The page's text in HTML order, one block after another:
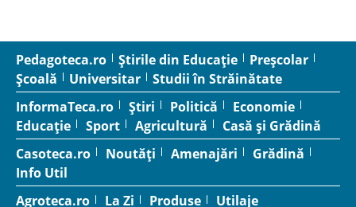
Pedagoteca.ro Știrile din Educație
Preșcolar
Școală
Universitar
Studii în Străinătate
InformaTeca.ro
Știri Politică
Economie
Educație
Sport Agricultură
Casă și Grădină
Casoteca.ro
Noutăți Amenajări
Grădină
Info Util
Agroteca.ro
La Zi Produse Utilaje